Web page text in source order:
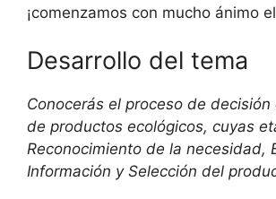
¡comenzamos con mucho ánimo
Desarrollo del tema
Conocerás el proceso de decisión
de productos ecológicos, cuyas
Reconocimiento de la necesidad,
Información y Selección del